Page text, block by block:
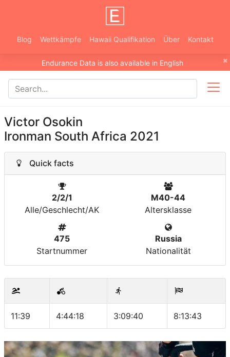
Blog Wettkämpfe Hawaii Qualifikation Über Kontakt
×
Endurance Data is also available in English
Victor Osokin
Ironman South Africa 2021
Quick facts
2/2/1
Alle/Geschlecht/AK
M40-44
Altersklasse
475
Startnummer
Russia
Nationalität
11:39 4:44:18 3:09:40 8:13:43